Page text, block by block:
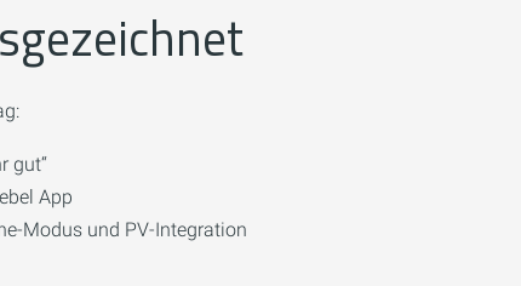
gut“
App
Modus und PV-Integration